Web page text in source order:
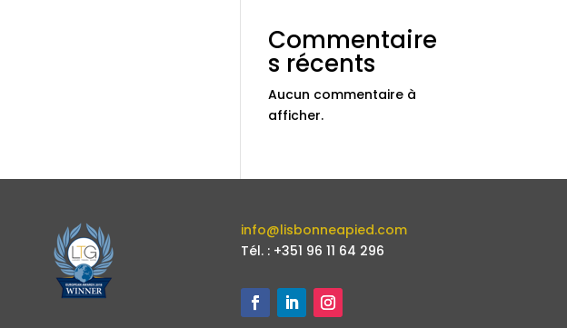
Commentaire
s récents
Aucun commentaire à
afficher.
info@lisbonneapied.com
Tél. : +351 96 11 64 296